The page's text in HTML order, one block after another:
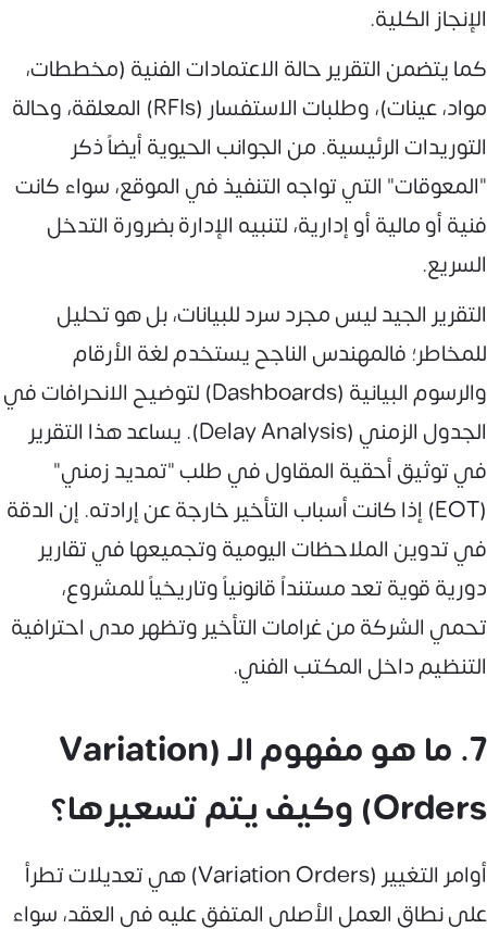
الإنجاز الكلية.
كما يتضمن التقرير حالة الاعتمادات الفنية (مخططات،
مواد، عينات)، وطلبات الاستفسار (RFIs) المعلقة، وحالة
التوريدات الرئيسية. من الجوانب الحيوية أيضاً ذكر
"المعوقات" التي تواجه التنفيذ في الموقع، سواء كانت
فنية أو مالية أو إدارية، لتنبيه الإدارة بضرورة التدخل
السريع.
التقرير الجيد ليس مجرد سرد للبيانات، بل هو تحليل
للمخاطر؛ فالمهندس الناجح يستخدم لغة الأرقام
والرسوم البيانية (Dashboards) لتوضيح الانحرافات في
الجدول الزمني (Delay Analysis). يساعد هذا التقرير
في توثيق أحقية المقاول في طلب "تمديد زمني"
(EOT) إذا كانت أسباب التأخير خارجة عن إرادته. إن الدقة
في تدوين الملاحظات اليومية وتجميعها في تقارير
دورية قوية تعد مستنداً قانونياً وتاريخياً للمشروع،
تحمي الشركة من غرامات التأخير وتظهر مدى احترافية
التنظيم داخل المكتب الفني.
7. ما هو مفهوم الـ (Variation
Orders) وكيف يتم تسعيرها؟
أوامر التغيير (Variation Orders) هي تعديلات تطرأ
على نطاق العمل الأصلي المتفق عليه في العقد، سواء